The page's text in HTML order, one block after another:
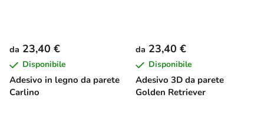
Adesivo in legno da parete
Carlino
da 23,40 €
Disponibile
Adesivo 3D da parete
Golden Retriever
da 23,40 €
Disponibile